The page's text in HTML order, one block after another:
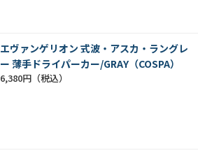
エヴァンゲリオン 式波・アスカ・ラングレ
ー 薄手ドライパーカー/GRAY（COSPA）
6,380円